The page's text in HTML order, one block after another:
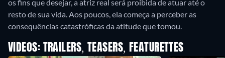
os fins que desejar, a atriz real será proibida de atuar até o
resto de sua vida. Aos poucos, ela começa a perceber as
consequências catastróficas da atitude que tomou.
VIDEOS: TRAILERS, TEASERS, FEATURETTES